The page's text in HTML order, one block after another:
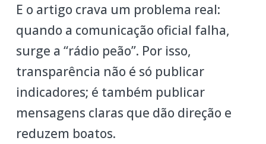
E o artigo crava um problema real:
quando a comunicação oficial falha,
surge a “rádio peão”. Por isso,
transparência não é só publicar
indicadores; é também publicar
mensagens claras que dão direção e
reduzem boatos.